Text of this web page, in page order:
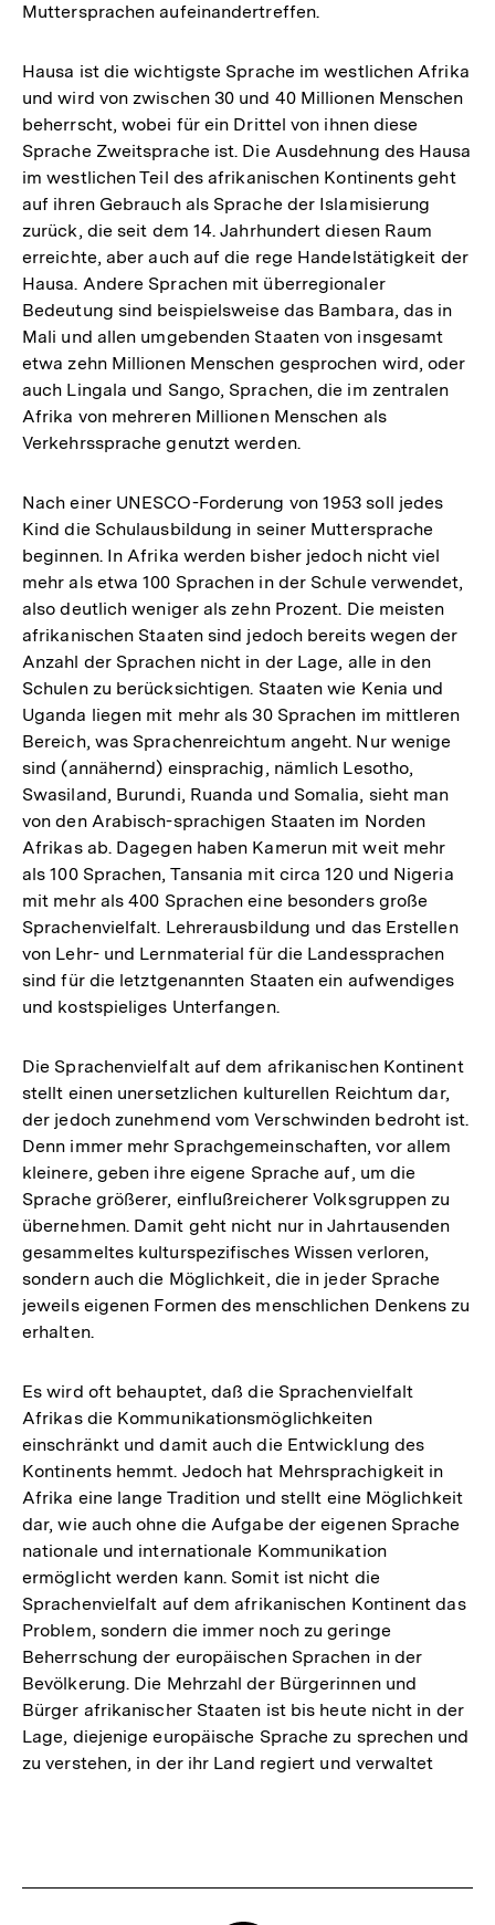
Muttersprachen aufeinandertreffen.
Hausa ist die wichtigste Sprache im westlichen Afrika
und wird von zwischen 30 und 40 Millionen Menschen
beherrscht, wobei für ein Drittel von ihnen diese
Sprache Zweitsprache ist. Die Ausdehnung des Hausa
im westlichen Teil des afrikanischen Kontinents geht
auf ihren Gebrauch als Sprache der Islamisierung
zurück, die seit dem 14. Jahrhundert diesen Raum
erreichte, aber auch auf die rege Handelstätigkeit der
Hausa. Andere Sprachen mit überregionaler
Bedeutung sind beispielsweise das Bambara, das in
Mali und allen umgebenden Staaten von insgesamt
etwa zehn Millionen Menschen gesprochen wird, oder
auch Lingala und Sango, Sprachen, die im zentralen
Afrika von mehreren Millionen Menschen als
Verkehrssprache genutzt werden.
Nach einer UNESCO-Forderung von 1953 soll jedes
Kind die Schulausbildung in seiner Muttersprache
beginnen. In Afrika werden bisher jedoch nicht viel
mehr als etwa 100 Sprachen in der Schule verwendet,
also deutlich weniger als zehn Prozent. Die meisten
afrikanischen Staaten sind jedoch bereits wegen der
Anzahl der Sprachen nicht in der Lage, alle in den
Schulen zu berücksichtigen. Staaten wie Kenia und
Uganda liegen mit mehr als 30 Sprachen im mittleren
Bereich, was Sprachenreichtum angeht. Nur wenige
sind (annähernd) einsprachig, nämlich Lesotho,
Swasiland, Burundi, Ruanda und Somalia, sieht man
von den Arabisch-sprachigen Staaten im Norden
Afrikas ab. Dagegen haben Kamerun mit weit mehr
als 100 Sprachen, Tansania mit circa 120 und Nigeria
mit mehr als 400 Sprachen eine besonders große
Sprachenvielfalt. Lehrerausbildung und das Erstellen
von Lehr- und Lernmaterial für die Landessprachen
sind für die letztgenannten Staaten ein aufwendiges
und kostspieliges Unterfangen.
Die Sprachenvielfalt auf dem afrikanischen Kontinent
stellt einen unersetzlichen kulturellen Reichtum dar,
der jedoch zunehmend vom Verschwinden bedroht ist.
Denn immer mehr Sprachgemeinschaften, vor allem
kleinere, geben ihre eigene Sprache auf, um die
Sprache größerer, einflußreicherer Volksgruppen zu
übernehmen. Damit geht nicht nur in Jahrtausenden
gesammeltes kulturspezifisches Wissen verloren,
sondern auch die Möglichkeit, die in jeder Sprache
jeweils eigenen Formen des menschlichen Denkens zu
erhalten.
Es wird oft behauptet, daß die Sprachenvielfalt
Afrikas die Kommunikationsmöglichkeiten
einschränkt und damit auch die Entwicklung des
Kontinents hemmt. Jedoch hat Mehrsprachigkeit in
Afrika eine lange Tradition und stellt eine Möglichkeit
dar, wie auch ohne die Aufgabe der eigenen Sprache
nationale und internationale Kommunikation
ermöglicht werden kann. Somit ist nicht die
Sprachenvielfalt auf dem afrikanischen Kontinent das
Problem, sondern die immer noch zu geringe
Beherrschung der europäischen Sprachen in der
Bevölkerung. Die Mehrzahl der Bürgerinnen und
Bürger afrikanischer Staaten ist bis heute nicht in der
Lage, diejenige europäische Sprache zu sprechen und
zu verstehen, in der ihr Land regiert und verwaltet